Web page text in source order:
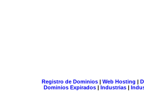
Registro de Dominios| Web Hosting |
Dominios Expirados | Industrias |